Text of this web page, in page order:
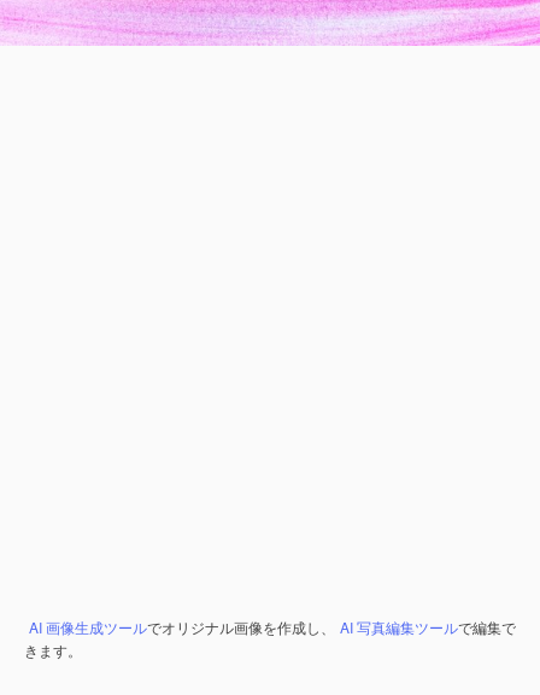
AI 画像生成ツールでオリジナル画像を作成し、 AI 写真編集ツールで編集で
きます。